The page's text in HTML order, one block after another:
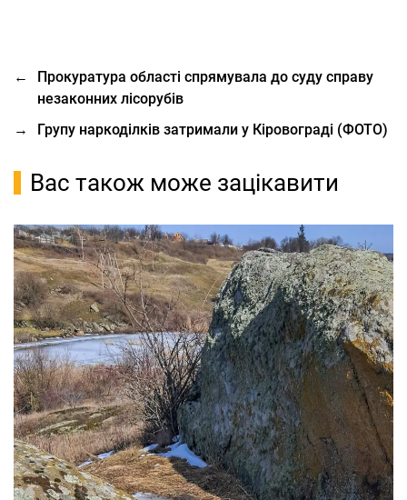
←
Прокуратура області спрямувала до суду справу
незаконних лісорубів
→
Групу наркоділків затримали у Кіровограді (ФОТО)
Вас також може зацікавити